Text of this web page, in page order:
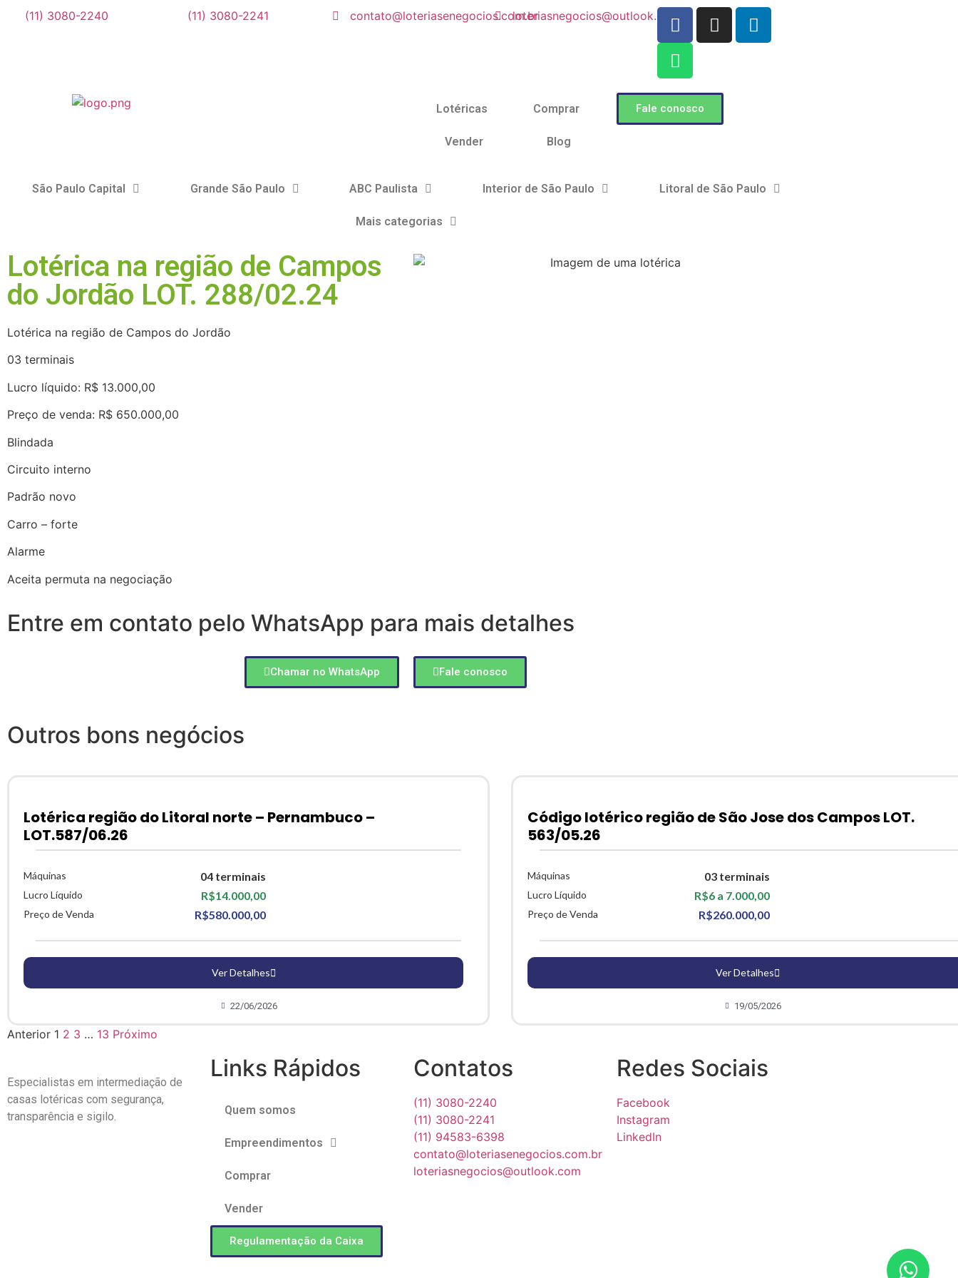
(11) 3080-2240 (11) 3080-2241 contato@loteriasenegocios.com.brloteriasnegocios@outlook.com
Lotéricas Comprar
Vender Blog
Fale conosco
São Paulo Capital Grande São Paulo ABC Paulista Interior de São Paulo Litoral de São Paulo
Mais categorias
Lotérica na região de Campos
do Jordão LOT. 288/02.24
Lotérica na região de Campos do Jordão
03 terminais
Lucro líquido: R$ 13.000,00
Preço de venda: R$ 650.000,00
Blindada
Circuito interno
Padrão novo
Carro – forte
Alarme
Aceita permuta na negociação
Entre em contato pelo WhatsApp para mais detalhes
Chamar no WhatsApp Fale conosco
Outros bons negócios
Lotérica região do Litoral norte – Pernambuco –
LOT.587/06.26
Máquinas 04 terminais
Lucro Líquido R$14.000,00
Preço de Venda R$580.000,00
Ver Detalhes
22/06/2026
Código lotérico região de São Jose dos Campos LOT.
563/05.26
Máquinas 03 terminais
Lucro Líquido R$6 a 7.000,00
Preço de Venda R$260.000,00
Ver Detalhes
19/05/2026
Anterior 1 2 3 … 13 Próximo
Especialistas em intermediação de
casas lotéricas com segurança,
transparência e sigilo.
Links Rápidos
Quem somos
Empreendimentos
Comprar
Vender
Regulamentação da Caixa
Contatos
(11) 3080-2240​
(11) 3080-2241​
(11) 94583-6398
contato@loteriasenegocios.com.br​
loteriasnegocios@outlook.com
Redes Sociais
Facebook
Instagram
LinkedIn